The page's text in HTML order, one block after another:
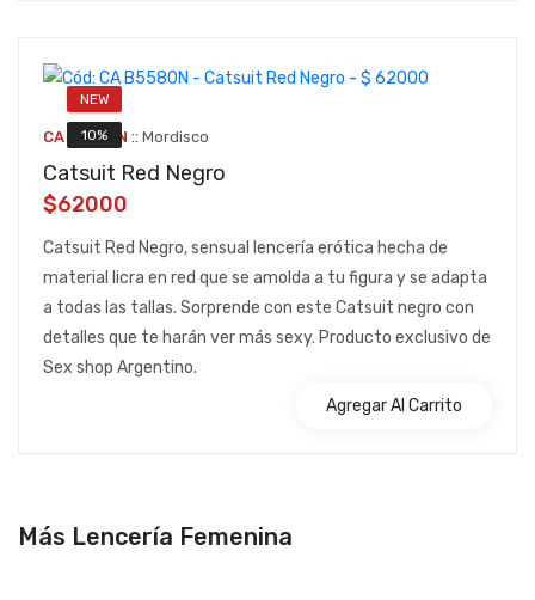
Más Lencería Femenina
NEW
10%
CA B5580N :: Mordisco
Catsuit Red Negro
$62000
Catsuit Red Negro, sensual lencería erótica hecha de
material licra en red que se amolda a tu figura y se adapta
a todas las tallas. Sorprende con este Catsuit negro con
detalles que te harán ver más sexy. Producto exclusivo de
Sex shop Argentino.
Agregar Al Carrito